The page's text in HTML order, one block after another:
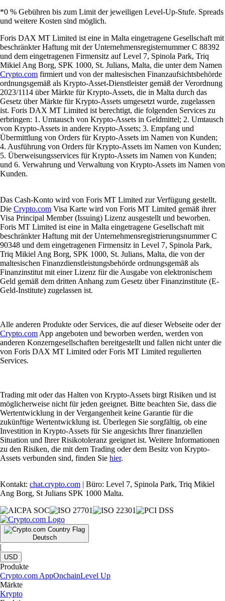
*0 % Gebühren bis zum Limit der jeweiligen Level-Up-Stufe. Spreads
und weitere Kosten sind möglich.
Foris DAX MT Limited ist eine in Malta eingetragene Gesellschaft mit
beschränkter Haftung mit der Unternehmensregisternummer C 88392
und dem eingetragenen Firmensitz auf Level 7, Spinola Park, Triq
Mikiel Ang Borg, SPK 1000, St. Julians, Malta, die unter dem Namen
Crypto.com firmiert und von der maltesischen Finanzaufsichtsbehörde
ordnungsgemäß als Krypto-Asset-Dienstleister gemäß der Verordnung
2023/1114 über Märkte für Krypto-Assets, die in Malta durch das
Gesetz über Märkte für Krypto-Assets umgesetzt wurde, zugelassen
ist. Foris DAX MT Limited ist berechtigt, die folgenden Services zu
erbringen: 1. Umtausch von Krypto-Assets in Geldmittel; 2. Umtausch
von Krypto-Assets in andere Krypto-Assets; 3. Empfang und
Übermittlung von Orders für Krypto-Assets im Namen von Kunden;
4. Ausführung von Orders für Krypto-Assets im Namen von Kunden;
5. Überweisungsservices für Krypto-Assets im Namen von Kunden;
und 6. Verwahrung und Verwaltung von Krypto-Assets im Namen von
Kunden.
Das Cash-Konto wird von Foris MT Limited zur Verfügung gestellt.
Die Crypto.com Visa Karte wird von Foris MT Limited gemäß ihrer
Visa Principal Member (Issuing) Lizenz ausgestellt und beworben.
Foris MT Limited ist eine in Malta eingetragene Gesellschaft mit
beschränkter Haftung mit der Unternehmensregistrierungsnummer C
90348 und dem eingetragenen Firmensitz in Level 7, Spinola Park,
Triq Mikiel Ang Borg, SPK 1000, St. Julians, Malta, die von der
maltesischen Finanzdienstleistungsbehörde ordnungsgemäß als
Finanzinstitut mit einer Lizenz für die Ausgabe von elektronischem
Geld gemäß dem dritten Anhang zum Gesetz über Finanzinstitute (E-
Geld-Institute) zugelassen ist.
Alle anderen Produkte oder Services, die auf dieser Webseite oder der
Crypto.com App angeboten und beworben werden, werden von
anderen Konzerngesellschaften bereitgestellt und fallen nicht unter die
von Foris DAX MT Limited oder Foris MT Limited regulierten
Services.
Trading mit oder das Halten von Krypto-Assets birgt Risiken und ist
möglicherweise nicht für jeden geeignet. Bitte beachten Sie, dass die
Wertentwicklung in der Vergangenheit keine Garantie für die
zukünftige Wertentwicklung ist. Überlegen Sie sorgfältig, ob eine
Investition in Krypto-Assets für Sie angesichts Ihrer finanziellen
Situation und Ihrer Risikotoleranz geeignet ist. Weitere Informationen
zu den Risiken, die mit dem Trading oder dem Besitz von Krypto-
Assets verbunden sind, finden Sie hier.
Kontakt: chat.crypto.com | Büro: Level 7, Spinola Park, Triq Mikiel
Ang Borg, St Julians SPK 1000 Malta.
Deutsch
|
USD
Produkte
Crypto.com AppOnchainLevel Up
Märkte
Krypto